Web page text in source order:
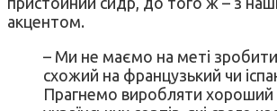
акцентом.
– Ми не маємо на меті
схожий на французький чи
Прагнемо виробляти хороший